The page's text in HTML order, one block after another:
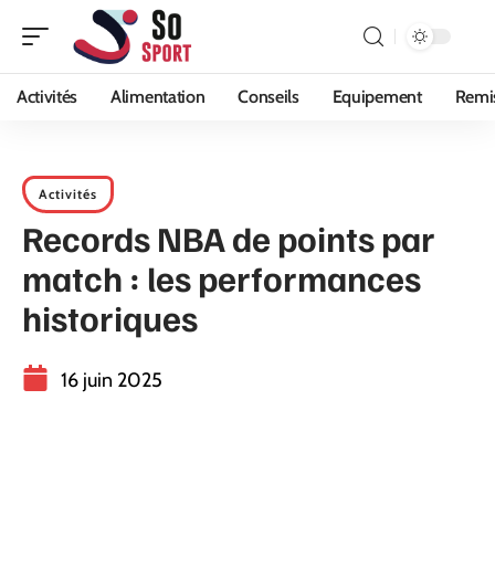
Activités Alimentation Conseils Equipement
Activités
Records NBA de points par
match : les performances
historiques
16 juin 2025